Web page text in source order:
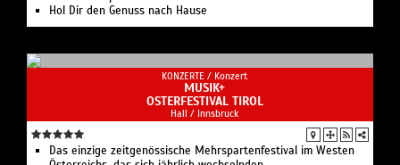
Hol Dir den Genuss nach Hause
KONZERTE / Konzert
MUSIK+
OSTERFESTIVAL TIROL
Hall / Innsbruck
Das einzige zeitgenössische Mehrspartenfestival im Westen